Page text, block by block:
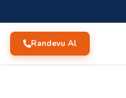
Randevu Al